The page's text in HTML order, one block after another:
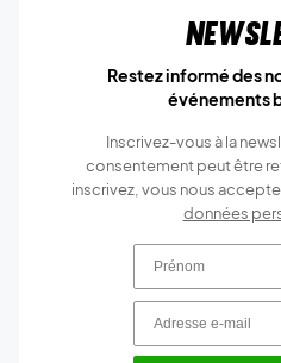
Restez informé des
événements
Inscrivez-vous à la
consentement peut être
inscrivez, vous nous
données